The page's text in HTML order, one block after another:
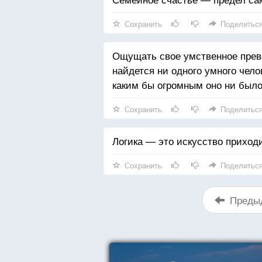
Сохранить
Ощущать свое умственное
найдется ни одного умного
каким бы огромным оно ни
Сохранить
Логика — это искусство
Сохранить